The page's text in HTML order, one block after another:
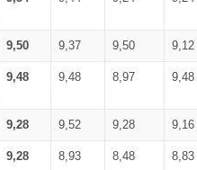
9,50 9,37 9,50 9,12
9,48 9,48 8,97 9,48
9,28 9,52 9,28 9,16
9,28 8,93 8,48 8,83